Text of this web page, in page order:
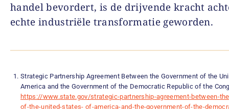
handel bevordert, is de drijvende kracht
echte industriële transformatie geworden.
Strategic Partnership Agreement Between the Government of the
America and the Government of the Democratic Republic of the
https://www.state.gov/strategic-partnership-agreement-between-
of-the-united-states- of-america-and-the-government-of-the-